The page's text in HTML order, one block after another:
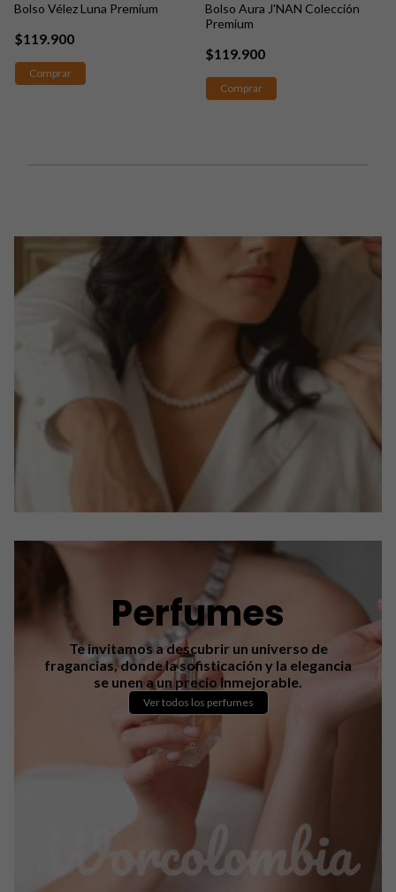
Bolso Vélez Luna Premium
$119.900
Comprar
Bolso Aura J'NAN Colección
Premium
$119.900
Comprar
Perfumes
Te invitamos a descubrir un universo de
fragancias, donde la sofisticación y la elegancia
se unen a un precio inmejorable.
Ver todos los perfumes